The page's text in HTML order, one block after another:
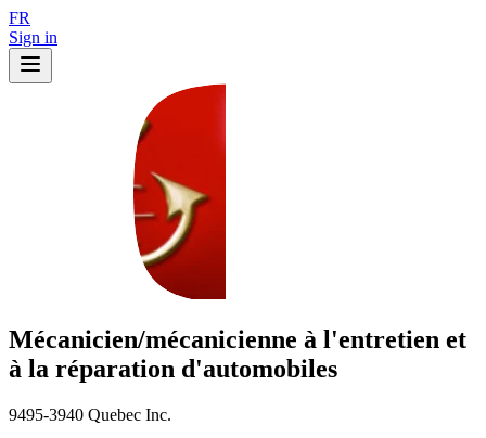
FR
Sign in
Mécanicien/mécanicienne à l'entretien et
à la réparation d'automobiles
9495-3940 Quebec Inc.